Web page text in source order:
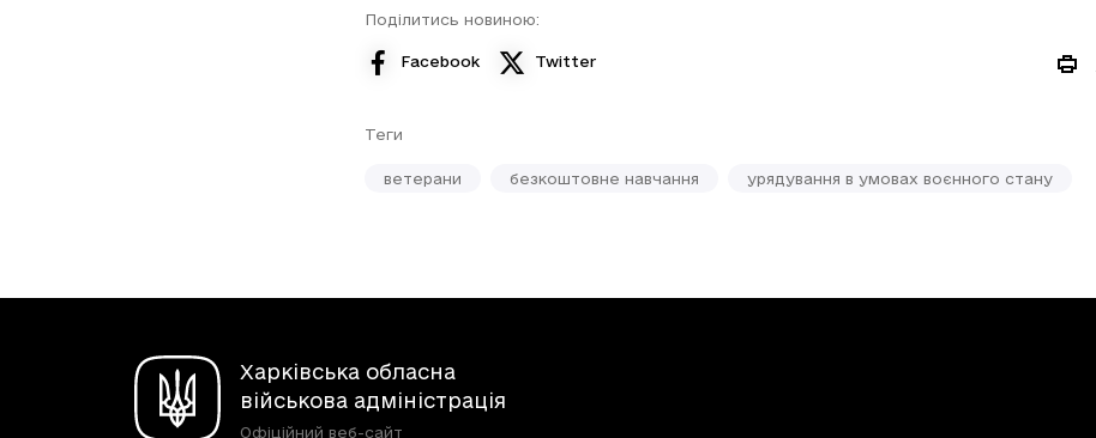
Поділитись новиною:
Facebook Twitter
Теги
ветерани безкоштовне навчання урядування в умовах воєнного стану
Харківська обласна
військова адміністрація
Офіційний веб-сайт